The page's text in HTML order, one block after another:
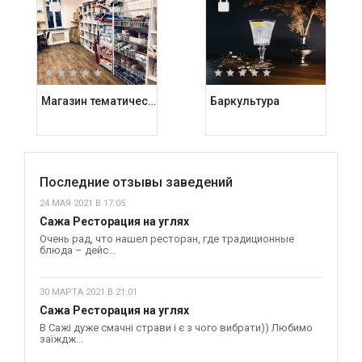
Магазин тематических подарков Kashalot Баркультура
Последние отзывы заведений
24 МАЯ 2021 В 17:05
Сажа Ресторация на углях
Очень рад, что нашел ресторан, где традиционные
блюда – дейс...
30 МАРТА 2021 В 21:01
Сажа Ресторация на углях
В Сажі дуже смачні страви і є з чого вибрати)) Любимо
заїждж...